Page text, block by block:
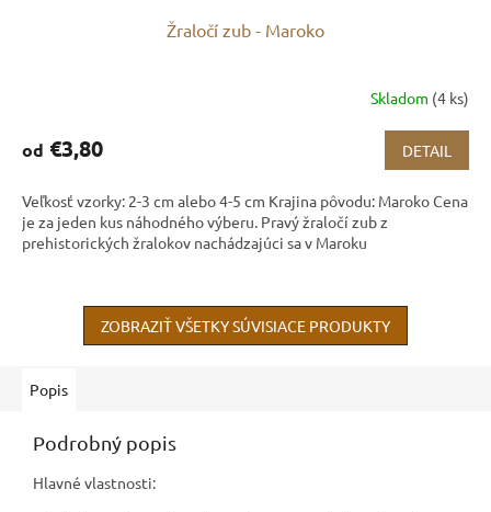
Žraločí zub - Maroko
Skladom (4 ks)
od €3,80 DETAIL
Veľkosť vzorky: 2-3 cm alebo 4-5 cm Krajina pôvodu: Maroko Cena
je za jeden kus náhodného výberu. Pravý žraločí zub z
prehistorických žralokov nachádzajúci sa v Maroku
ZOBRAZIŤ VŠETKY SÚVISIACE PRODUKTY
Popis
Podrobný popis
Hlavné vlastnosti: